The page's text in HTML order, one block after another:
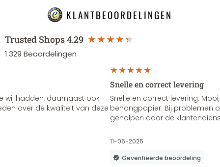
KLANTBEOORDELINGEN
Trusted Shops4.29
1.329 Beoordelingen
wij hadden, daarnaast ook
over de kwaliteit van deze
Snelle en correct levering
Snelle en correct levering.
behangpapier. Bij problemen
geholpen door de
11-06-2026
Geverifieerde beoordeling